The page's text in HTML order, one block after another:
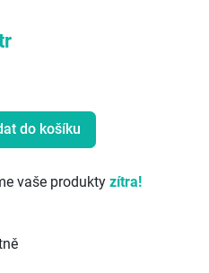
do košíku
vaše produkty zítra!